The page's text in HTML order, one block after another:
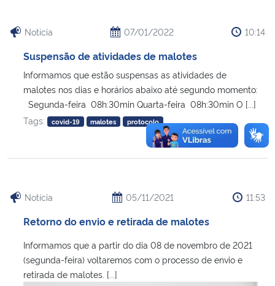
Notícia 07/01/2022 10:14
Suspensão de atividades de malotes
Informamos que estão suspensas as atividades de
malotes nos dias e horários abaixo até segundo momento:
Segunda-feira 08h:30min Quarta-feira 08h:30min O [...]
Tags:
covid-19 malotes protocolo
Notícia 05/11/2021 11:53
Retorno do envio e retirada de malotes
Informamos que a partir do dia 08 de novembro de 2021
(segunda-feira) voltaremos com o processo de envio e
retirada de malotes. [...]